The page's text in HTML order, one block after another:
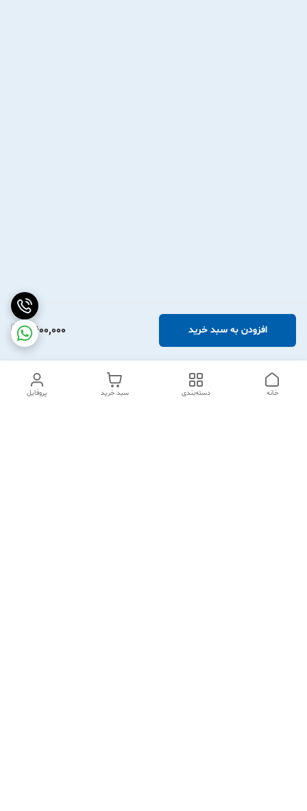
2,600,000 افزودن به سبد خرید
پروفایل سبد خرید دسته‌بندی خانه